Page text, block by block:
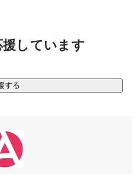
しています
する